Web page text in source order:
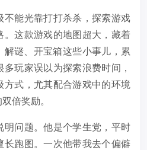
不能光靠打打杀杀，探索游戏
。这款游戏的地图超大，藏着
谜、开宝箱这些小事儿，累
玩家误以为探索浪费时间，
式，尤其配合游戏中的环境
倍奖励。
明问题。他是个学生党，平时
长跑图。一次他带我去个偏僻